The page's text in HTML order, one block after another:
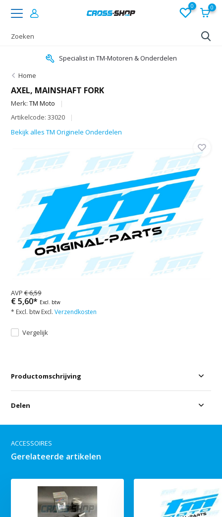
0 0
Specialist in TM-Motoren & Onderdelen
Home
AXEL, MAINSHAFT FORK
Merk:TM Moto
Artikelcode: 33020
Bekijk alles TM Originele Onderdelen
AVP€ 6,59
€ 5,60* Excl. btw
* Excl. btw Excl.Verzendkosten
Vergelijk
Productomschrijving
Delen
ACCESSOIRES
Gerelateerde artikelen